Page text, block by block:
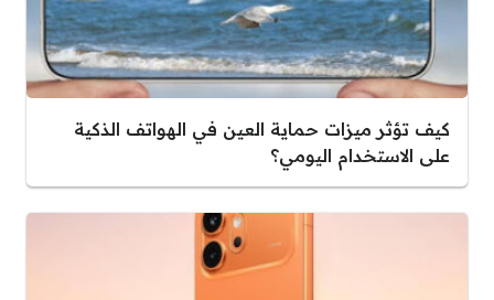
كيف تؤثر ميزات حماية العين في الهواتف الذكية
على الاستخدام اليومي؟